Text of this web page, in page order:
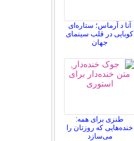
آنا د آرماس؛ ستاره‌ای
کوبایی در قلب سینمای
جهان
طنزی برای همه:
خنده‌هایی که روزتان را
می‌سازد